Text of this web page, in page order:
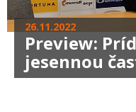
26.11.2022
Preview:
jesennou